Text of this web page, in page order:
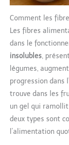
Comment les
Les fibres
dans le
insolubles,
légumes,
progression dans
trouve dans les
un gel qui
deux types sont
l’alimentation